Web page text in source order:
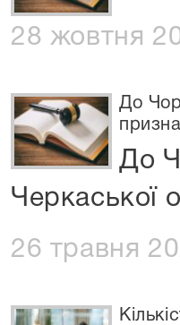
28 жовтня
До
До
Черкаської
26 травня